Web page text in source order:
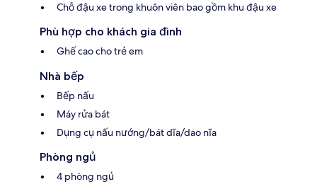
Chỗ đậu xe trong khuôn viên bao gồm khu đậu xe
Phù hợp cho khách gia đình
Ghế cao cho trẻ em
Nhà bếp
Bếp nấu
Máy rửa bát
Dụng cụ nấu nướng/bát dĩa/dao nĩa
Phòng ngủ
4 phòng ngủ